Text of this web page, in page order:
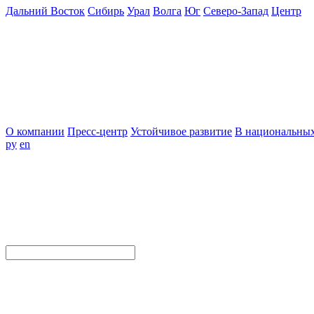
Дальний Восток Сибирь Урал Волга Юг Северо-Запад Центр
О компании Пресс-центр Устойчивое развитие В
ру en